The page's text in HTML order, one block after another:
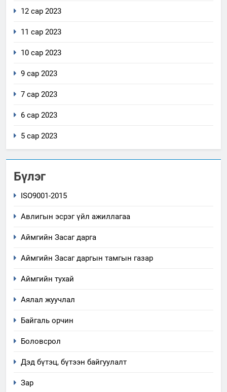
12 сар 2023
11 сар 2023
10 сар 2023
9 сар 2023
7 сар 2023
6 сар 2023
5 сар 2023
Бүлэг
ISO9001-2015
Авлигын эсрэг үйл ажиллагаа
Аймгийн Засаг дарга
Аймгийн Засаг даргын тамгын газар
Аймгийн тухай
Аялал жуучлал
Байгаль орчин
Боловсрол
Дэд бүтэц, бүтээн байгуулалт
Зар
“Шинэтгэлээр түүчээлсэн